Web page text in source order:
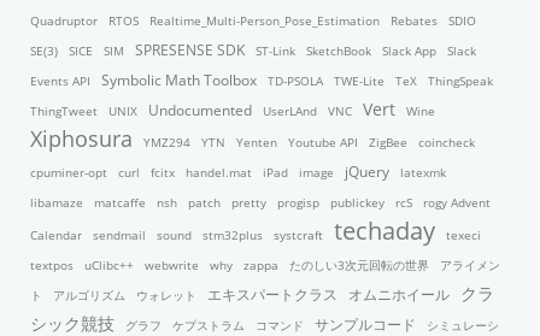
Quadruptor
RTOS Realtime_Multi-Person_Pose_Estimation Rebates
SDIO
SE(3)
SICE SIM SPRESENSE SDK ST-Link SketchBook Slack App
Slack
Events API
Symbolic Math Toolbox TD-PSOLA TWE-Lite TeX
ThingSpeak
ThingTweet
UNIX Undocumented UserLAnd VNC Vert Wine
Xiphosura YMZ294 YTN Yenten Youtube API ZigBee
coincheck
cpuminer-opt
curl fcitx handel.mat iPad image jQuery
latexmk
libamaze
matcaffe nsh patch pretty progisp publickey rcS
rogy Advent
Calendar
sendmail sound stm32plus systcraft techaday
texeci
textpos
uClibc++ webwrite why zappa たのしい3次元回転の世界
アライメン
ト
アルゴリズム ウォレット エキスパートクラス オムニホイール クラ
シック競技
グラフ ケプストラム コマンド サンプルコード
シミュレーシ